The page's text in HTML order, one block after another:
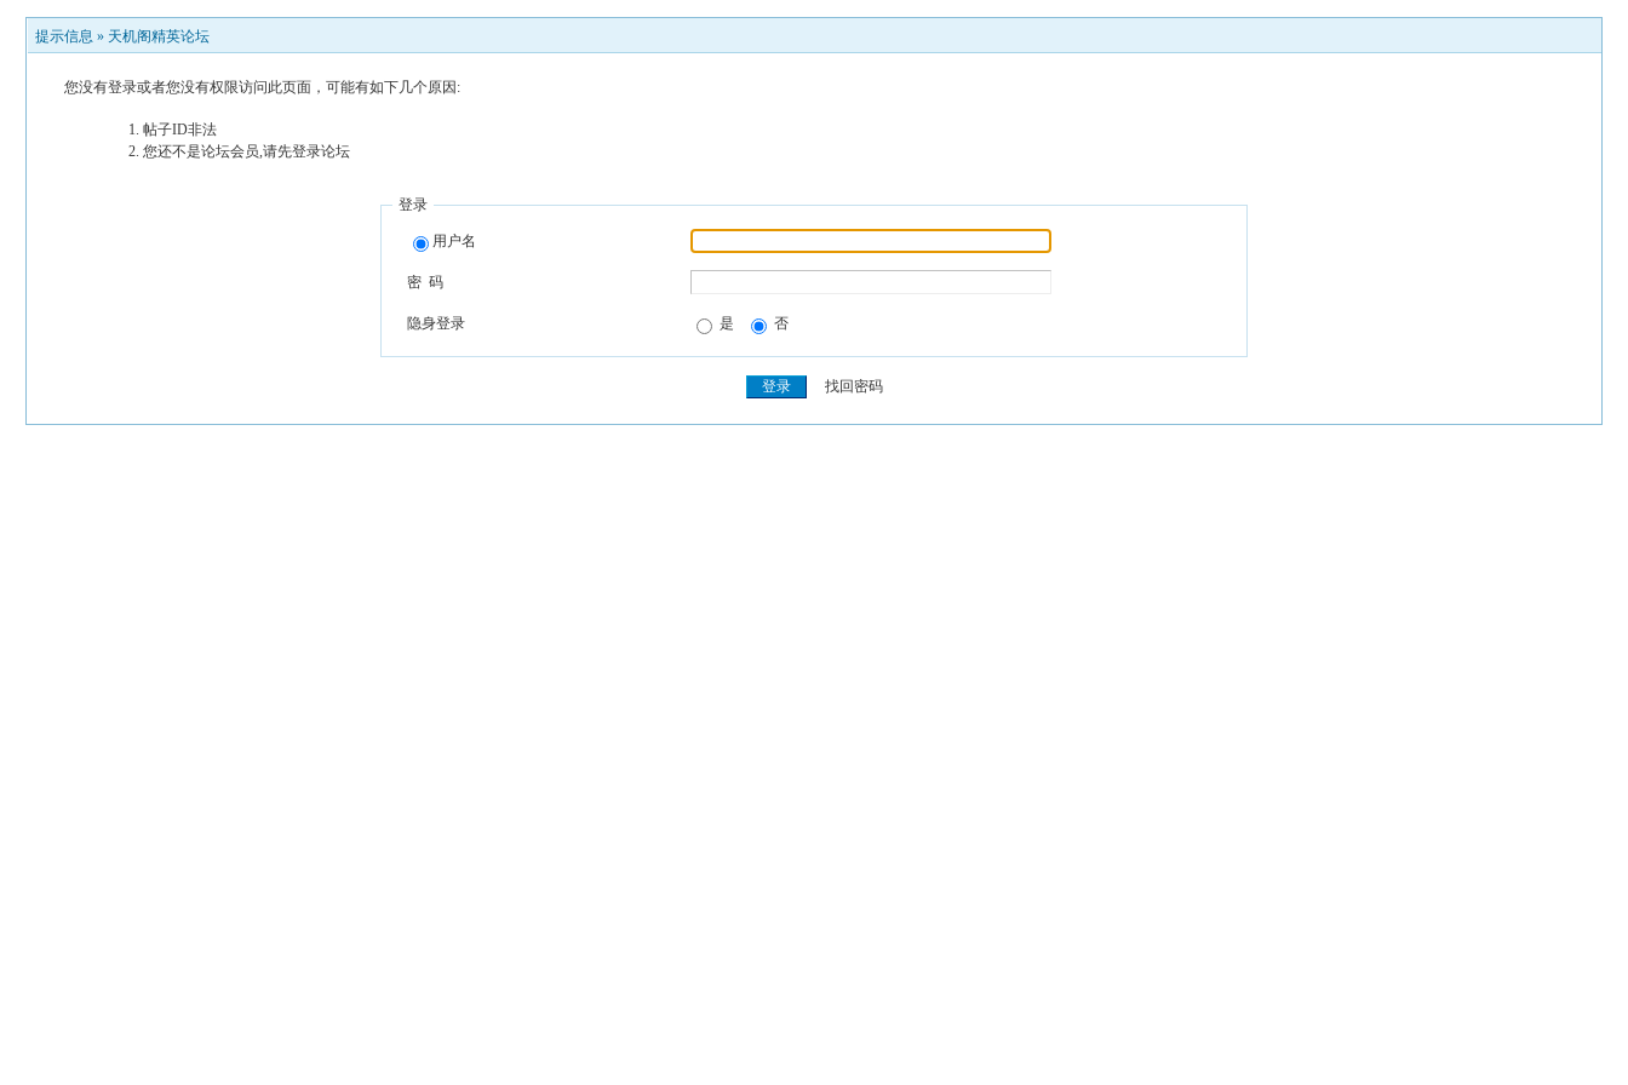
提示信息 » 天机阁精英论坛
您没有登录或者您没有权限访问此页面，可能有如下几个原因:
帖子ID非法
您还不是论坛会员,请先登录论坛
登录
用户名
密 码
隐身登录 是 否
找回密码